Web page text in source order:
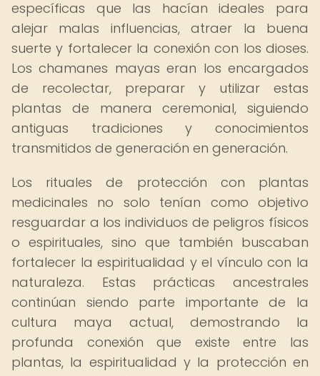
específicas que las hacían ideales para
alejar malas influencias, atraer la buena
suerte y fortalecer la conexión con los dioses.
Los chamanes mayas eran los encargados
de recolectar, preparar y utilizar estas
plantas de manera ceremonial, siguiendo
antiguas tradiciones y conocimientos
transmitidos de generación en generación.
Los rituales de protección con plantas
medicinales no solo tenían como objetivo
resguardar a los individuos de peligros físicos
o espirituales, sino que también buscaban
fortalecer la espiritualidad y el vínculo con la
naturaleza. Estas prácticas ancestrales
continúan siendo parte importante de la
cultura maya actual, demostrando la
profunda conexión que existe entre las
plantas, la espiritualidad y la protección en